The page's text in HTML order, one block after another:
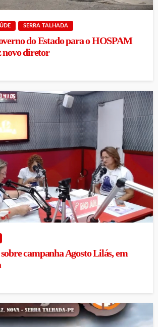
SERRA TALHADA
do Estado para o HOSPAM
novo diretor
campanha Agosto Lilás, em